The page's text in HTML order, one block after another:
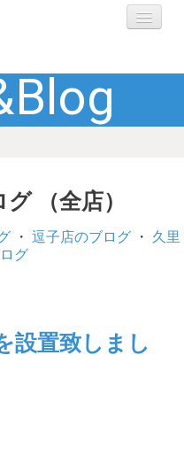
（全店）
・ 逗子店のブログ ・ 久里
グ
設置致しまし